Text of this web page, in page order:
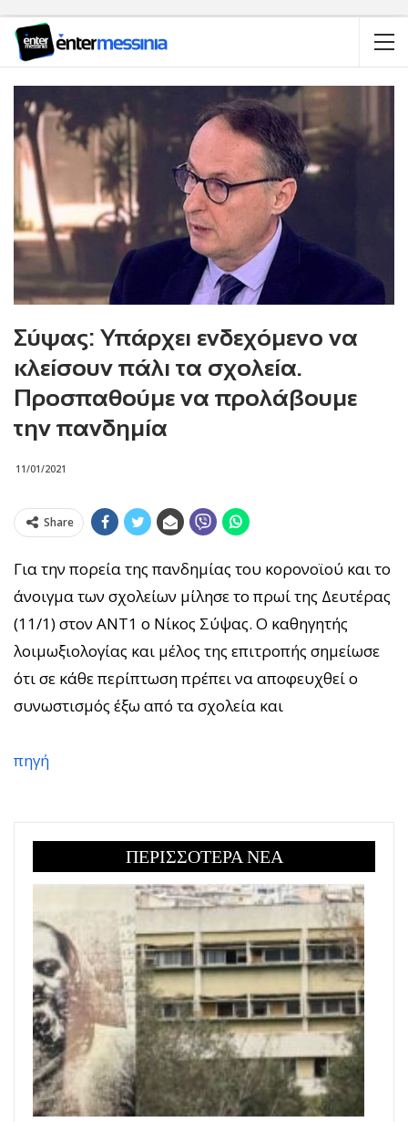
Σύψας: Υπάρχει ενδεχόμενο να
κλείσουν πάλι τα σχολεία.
Προσπαθούμε να προλάβουμε
την πανδημία
11/01/2021
Share
Για την πορεία της πανδημίας του κορονοϊού και το
άνοιγμα των σχολείων μίλησε το πρωί της Δευτέρας
(11/1) στον ΑΝΤ1 ο Νίκος Σύψας. Ο καθηγητής
λοιμωξιολογίας και μέλος της επιτροπής σημείωσε
ότι σε κάθε περίπτωση πρέπει να αποφευχθεί ο
συνωστισμός έξω από τα σχολεία και
πηγή
ΠΕΡΙΣΣΟΤΕΡΑ ΝΕΑ